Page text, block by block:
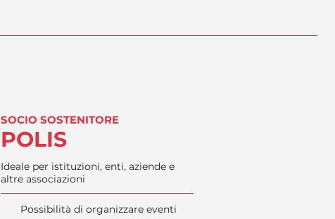
SOCIO SOSTENITORE
POLIS
Ideale per istituzioni, enti, aziende e
altre associazioni
Possibilità di organizzare eventi